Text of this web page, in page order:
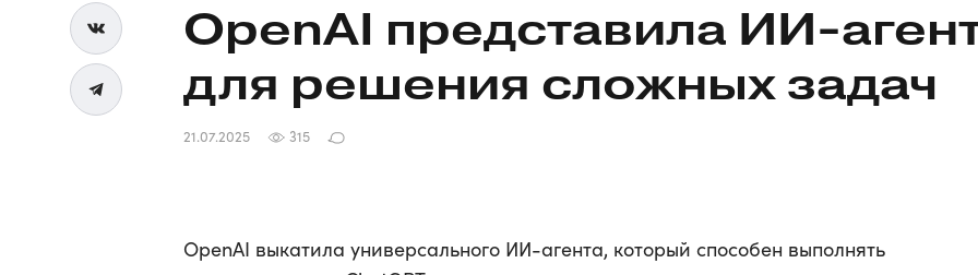
OpenAI представила ИИ-
для решения сложных задач
21.07.2025 315
OpenAI выкатила универсального ИИ-агента, который способен выполнять